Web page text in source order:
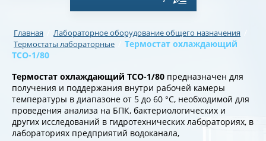
Главная Лабораторное оборудование общего назначения
Термостаты лабораторные
Термостат охлаждающий
ТСО-1/80
Термостат охлаждающий ТСО-1/80 предназначен для
получения и поддержания внутри рабочей камеры
температуры в диапазоне от 5 до 60 °С, необходимой для
проведения анализа на БПК, бактериологических и
других исследований в гидротехнических лабораториях, в
лабораториях предприятий водоканала,